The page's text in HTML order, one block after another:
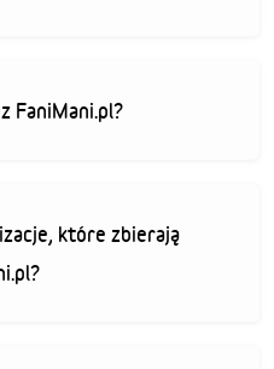
FaniMani.pl?
które zbierają